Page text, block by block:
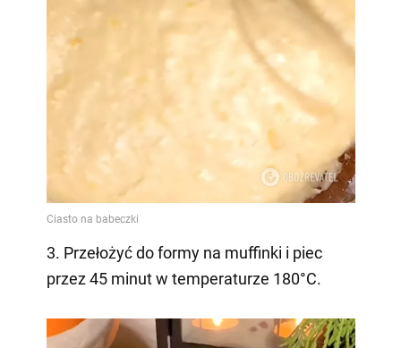
3. Przełożyć do formy na muffinki i piec
przez 45 minut w temperaturze 180°C.